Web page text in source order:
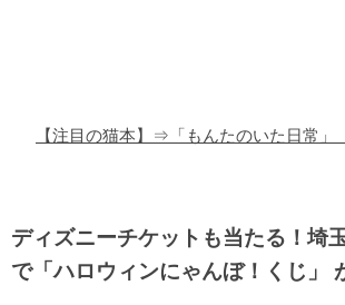
【注目の猫本】⇒「もんたのいた日常」
ディズニーチケットも当たる！埼
で「ハロウィンにゃんぼ！くじ」
猫のゲーム・アプリ